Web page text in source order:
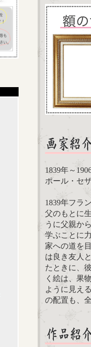
1839年～
ポール・セ
1839年フラ
父のもとに
うに父親か
学ぶことに
家への道を
は良き友人
たときに、
く絵は、果
ように見え
の配置も、